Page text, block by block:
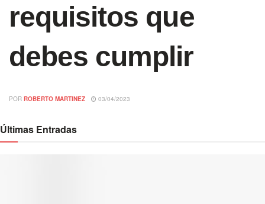
requisitos que
debes cumplir
POR ROBERTO MARTINEZ 03/04/2023
Últimas Entradas